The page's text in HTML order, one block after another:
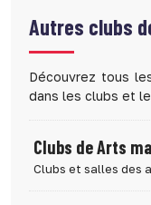
Autres clubs
Découvrez tous
dans les clubs et
Clubs de Arts
Clubs et salles des